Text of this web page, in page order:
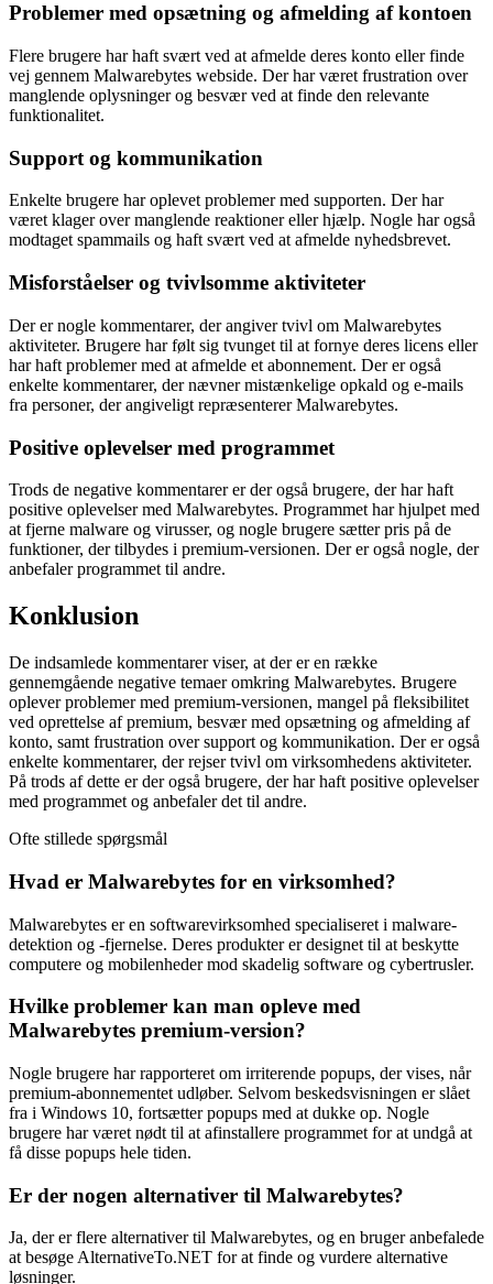
Problemer med opsætning og afmelding af kontoen
Flere brugere har haft svært ved at afmelde deres konto eller finde
vej gennem Malwarebytes webside. Der har været frustration over
manglende oplysninger og besvær ved at finde den relevante
funktionalitet.
Support og kommunikation
Enkelte brugere har oplevet problemer med supporten. Der har
været klager over manglende reaktioner eller hjælp. Nogle har også
modtaget spammails og haft svært ved at afmelde nyhedsbrevet.
Misforståelser og tvivlsomme aktiviteter
Der er nogle kommentarer, der angiver tvivl om Malwarebytes
aktiviteter. Brugere har følt sig tvunget til at fornye deres licens eller
har haft problemer med at afmelde et abonnement. Der er også
enkelte kommentarer, der nævner mistænkelige opkald og e-mails
fra personer, der angiveligt repræsenterer Malwarebytes.
Positive oplevelser med programmet
Trods de negative kommentarer er der også brugere, der har haft
positive oplevelser med Malwarebytes. Programmet har hjulpet med
at fjerne malware og virusser, og nogle brugere sætter pris på de
funktioner, der tilbydes i premium-versionen. Der er også nogle, der
anbefaler programmet til andre.
Konklusion
De indsamlede kommentarer viser, at der er en række
gennemgående negative temaer omkring Malwarebytes. Brugere
oplever problemer med premium-versionen, mangel på fleksibilitet
ved oprettelse af premium, besvær med opsætning og afmelding af
konto, samt frustration over support og kommunikation. Der er også
enkelte kommentarer, der rejser tvivl om virksomhedens aktiviteter.
På trods af dette er der også brugere, der har haft positive oplevelser
med programmet og anbefaler det til andre.
Ofte stillede spørgsmål
Hvad er Malwarebytes for en virksomhed?
Malwarebytes er en softwarevirksomhed specialiseret i malware-
detektion og -fjernelse. Deres produkter er designet til at beskytte
computere og mobilenheder mod skadelig software og cybertrusler.
Hvilke problemer kan man opleve med
Malwarebytes premium-version?
Nogle brugere har rapporteret om irriterende popups, der vises, når
premium-abonnementet udløber. Selvom beskedsvisningen er slået
fra i Windows 10, fortsætter popups med at dukke op. Nogle
brugere har været nødt til at afinstallere programmet for at undgå at
få disse popups hele tiden.
Er der nogen alternativer til Malwarebytes?
Ja, der er flere alternativer til Malwarebytes, og en bruger anbefalede
at besøge AlternativeTo.NET for at finde og vurdere alternative
løsninger.